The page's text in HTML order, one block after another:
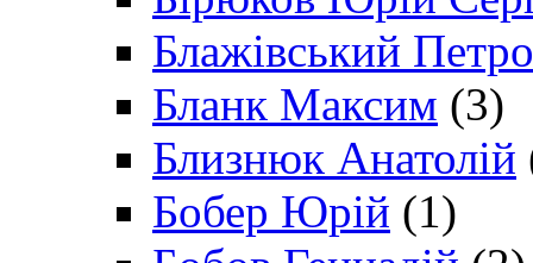
Блажівський Петро
Бланк Максим (3)
Близнюк Анатолій
Бобер Юрій (1)